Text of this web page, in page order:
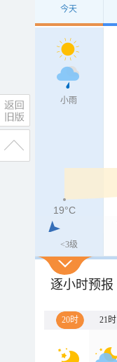
今天
小雨
<3级
19°C
逐小时预报
20时 21时